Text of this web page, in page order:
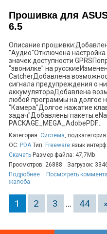
Прошивка для
6.5
Описание
"Аудио"Отключена
значек доступности
"звонилке" на
CatcherДобавлена
сигнала предупреждения о
аккумулятораДобавлена
любой программы на долгое
"Камера"Долгое нажатие
задач"Добавлены
PACKAGE_MEGA_AdobePDF...
Категория: Система, подкатегория
ОС: PDAТип: Freeware язык
Скачать Размер файла: 47,7Mb
Просмотров: 26888
Загрузок:
Подробнее
Посмотреть
жалоба
1 2 3 ... 44